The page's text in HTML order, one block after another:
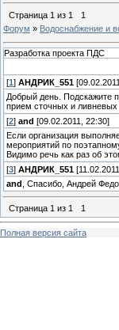
Страница 1 из 1
1
Форум » Водоснабжение и
Разработка проекта ПДС
[1 ] АНДРИК_551
Добрый день. Подскажите
прием сточных и
[2] and [09.02.2011, 22:30]
Если организация
мероприятий по
Видимо речь как раз об
[3] АНДРИК_551
and
, Спасибо, Андрей
Страница 1 из 1 1
Полная версия сайта